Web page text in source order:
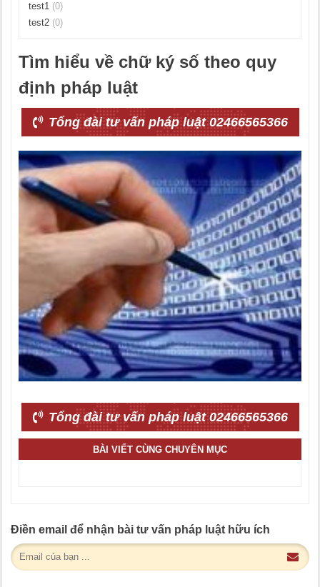
test1 (0)
test2 (0)
Tìm hiểu về chữ ký số theo quy
định pháp luật
Tổng đài tư vấn pháp luật 02466565366
Tổng đài tư vấn pháp luật 02466565366
BÀI VIẾT CÙNG CHUYÊN MỤC
Điền email để nhận bài tư vấn pháp luật hữu ích